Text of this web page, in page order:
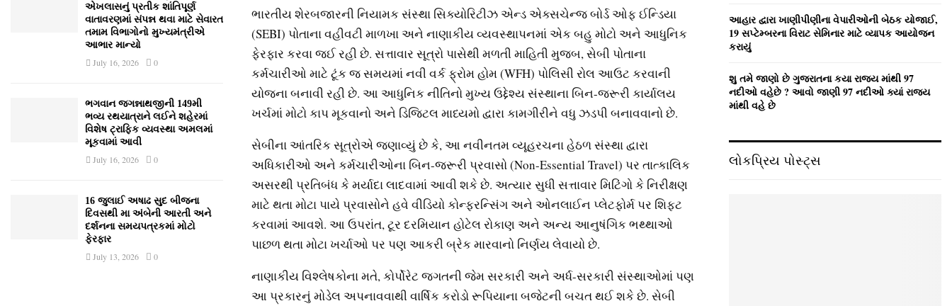
ભારતીય શેરબજારની નિયામક સંસ્થા સિક્યોરિટીઝ એન્ડ એક્સચેન્જ બોર્ડ ઓફ ઈન્ડિયા
(SEBI) પોતાના વહીવટી માળખા અને નાણાકીય વ્યવસ્થાપનમાં એક બહુ મોટો અને આધુનિક
ફેરફાર કરવા જઈ રહી છે. સત્તાવાર સૂત્રો પાસેથી મળતી માહિતી મુજબ, સેબી પોતાના
કર્મચારીઓ માટે ટૂંક જ સમયમાં નવી વર્ક ફ્રોમ હોમ (WFH) પોલિસી રોલ આઉટ કરવાની
યોજના બનાવી રહી છે. આ આધુનિક નીતિનો મુખ્ય ઉદ્દેશ્ય સંસ્થાના બિન-જરૂરી કાર્યાલય
ખર્ચમાં મોટો કાપ મૂકવાનો અને ડિજિટલ માધ્યમો દ્વારા કામગીરીને વધુ ઝડપી બનાવવાનો છે.
સેબીના આંતરિક સૂત્રોએ જણાવ્યું છે કે, આ નવીનતમ વ્યૂહરચના હેઠળ સંસ્થા દ્વારા
અધિકારીઓ અને કર્મચારીઓના બિન-જરૂરી પ્રવાસો (Non-Essential Travel) પર તાત્કાલિક
અસરથી પ્રતિબંધ કે મર્યાદા લાદવામાં આવી શકે છે. અત્યાર સુધી સત્તાવાર મિટિંગો કે નિરીક્ષણ
માટે થતા મોટા પાયે પ્રવાસોને હવે વીડિયો કોન્ફરન્સિંગ અને ઓનલાઈન પ્લેટફોર્મ પર શિફ્ટ
કરવામાં આવશે. આ ઉપરાંત, ટૂર દરમિયાન હોટેલ રોકાણ અને અન્ય આનુષંગિક ભથ્થાઓ
પાછળ થતા મોટા ખર્ચાઓ પર પણ આકરી બ્રેક મારવાનો નિર્ણય લેવાયો છે.
નાણાકીય વિશ્લેષકોના મતે, કોર્પોરેટ જગતની જેમ સરકારી અને અર્ધ-સરકારી સંસ્થાઓમાં પણ
આ પ્રકારનું મોડેલ અપનાવવાથી વાર્ષિક કરોડો રૂપિયાના બજેટની બચત થઈ શકે છે. સેબી
એખલાસનું પ્રતીક શાંતિપૂર્ણ
વાતાવરણમાં સંપન્ન થવા માટે સેવારત
તમામ વિભાગોનો મુખ્યમંત્રીએ
આભાર માન્યો
July 16, 2026 0
ભગવાન જગન્નાથજીની 149મી
ભવ્ય રથયાત્રાને લઈને શહેરમાં
વિશેષ ટ્રાફિક વ્યવસ્થા અમલમાં
મૂકવામાં આવી
July 16, 2026 0
16 જુલાઈ અષાઢ સુદ બીજના
દિવસથી મા અંબેની આરતી અને
દર્શનના સમયપત્રકમાં મોટો
ફેરફાર
July 13, 2026 0
આહાર દ્વારા ખાણીપીણીના વેપારીઓની બેઠક યોજાઈ,
19 સપ્ટેમ્બરના વિરાટ સેમિનાર માટે વ્યાપક આયોજન
કરાયું
શુ તમે જાણો છે ગુજરાતના કયા રાજ્ય માંથી 97
નદીઓ વહેછે ? આવો જાણી 97 નદીઓ ક્યાં રાજ્ય
માંથી વહે છે
લોકપ્રિય પોસ્ટ્સ